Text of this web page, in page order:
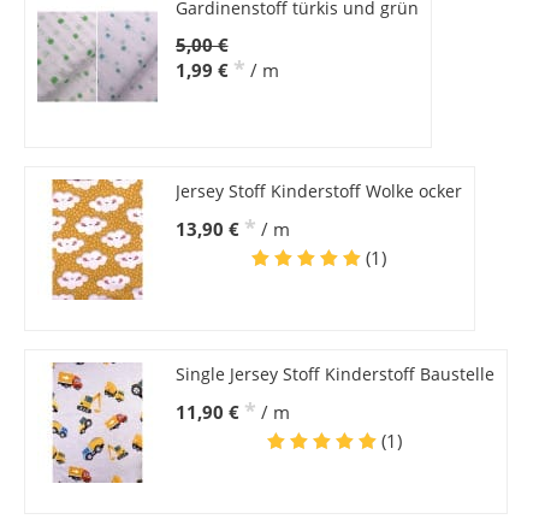
Gardinenstoff türkis und grün
5,00 €
1,99 € * / m
Jersey Stoff Kinderstoff Wolke ocker
13,90 € * / m
(1)
Single Jersey Stoff Kinderstoff Baustelle
11,90 € * / m
(1)